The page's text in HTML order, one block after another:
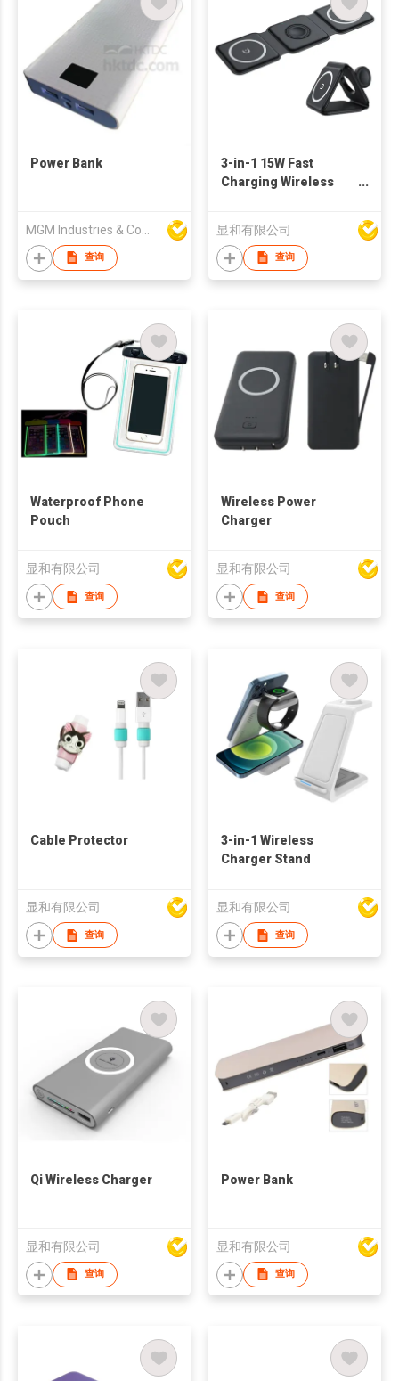
Power Bank
查询
3-in-1 15W Fast
Charging Wireless
显和有限公司
查询
Waterproof Phone
Pouch
显和有限公司
查询
Wireless Power
Charger
显和有限公司
查询
Cable Protector
显和有限公司
查询
3-in-1 Wireless
Charger Stand
显和有限公司
查询
Qi Wireless Charger
显和有限公司
查询
Power Bank
显和有限公司
查询